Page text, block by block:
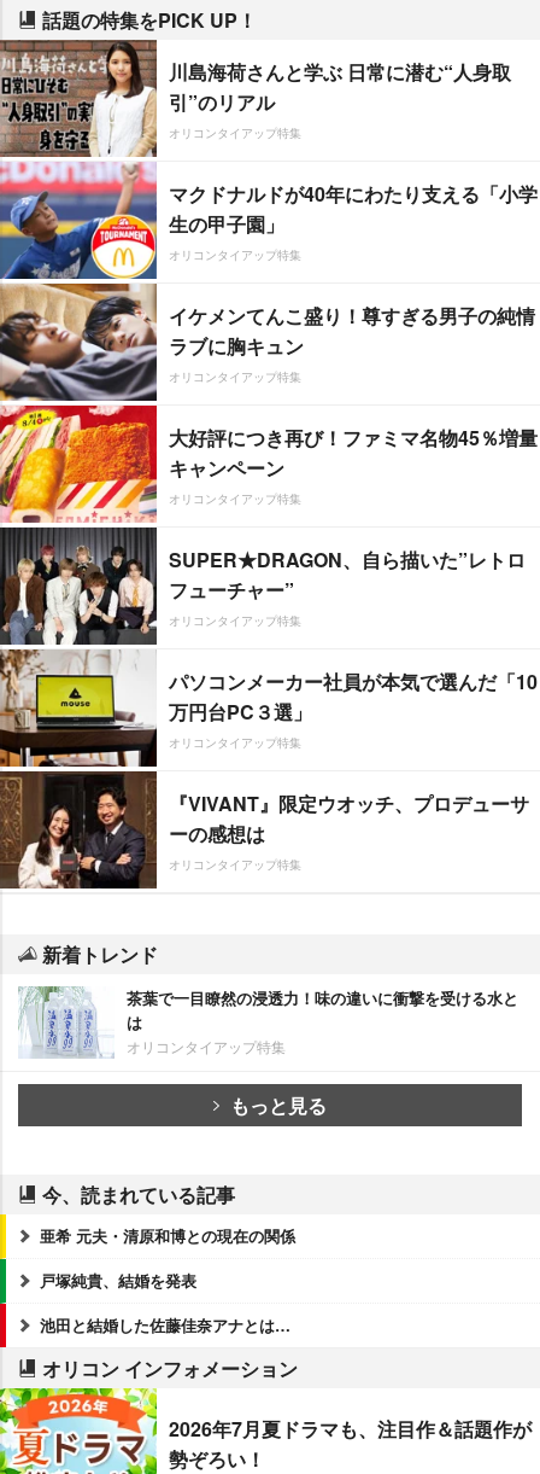
話題の特集をPICK UP！
川島海荷さんと学ぶ 日常に潜む“人身取
引”のリアル
オリコンタイアップ特集
マクドナルドが40年にわたり支える「小学
生の甲子園」
オリコンタイアップ特集
イケメンてんこ盛り！尊すぎる男子の純情
ラブに胸キュン
オリコンタイアップ特集
大好評につき再び！ファミマ名物45％増量
キャンペーン
オリコンタイアップ特集
SUPER★DRAGON、自ら描いた”レトロ
フューチャー”
オリコンタイアップ特集
パソコンメーカー社員が本気で選んだ「10
万円台PC３選」
オリコンタイアップ特集
『VIVANT』限定ウオッチ、プロデューサ
ーの感想は
オリコンタイアップ特集
新着トレンド
茶葉で一目瞭然の浸透力！味の違いに衝撃を受ける水と
は
オリコンタイアップ特集
もっと見る
今、読まれている記事
亜希 元夫・清原和博との現在の関係
戸塚純貴、結婚を発表
池田と結婚した佐藤佳奈アナとは…
オリコン インフォメーション
2026年7月夏ドラマも、注目作＆話題作が
勢ぞろい！